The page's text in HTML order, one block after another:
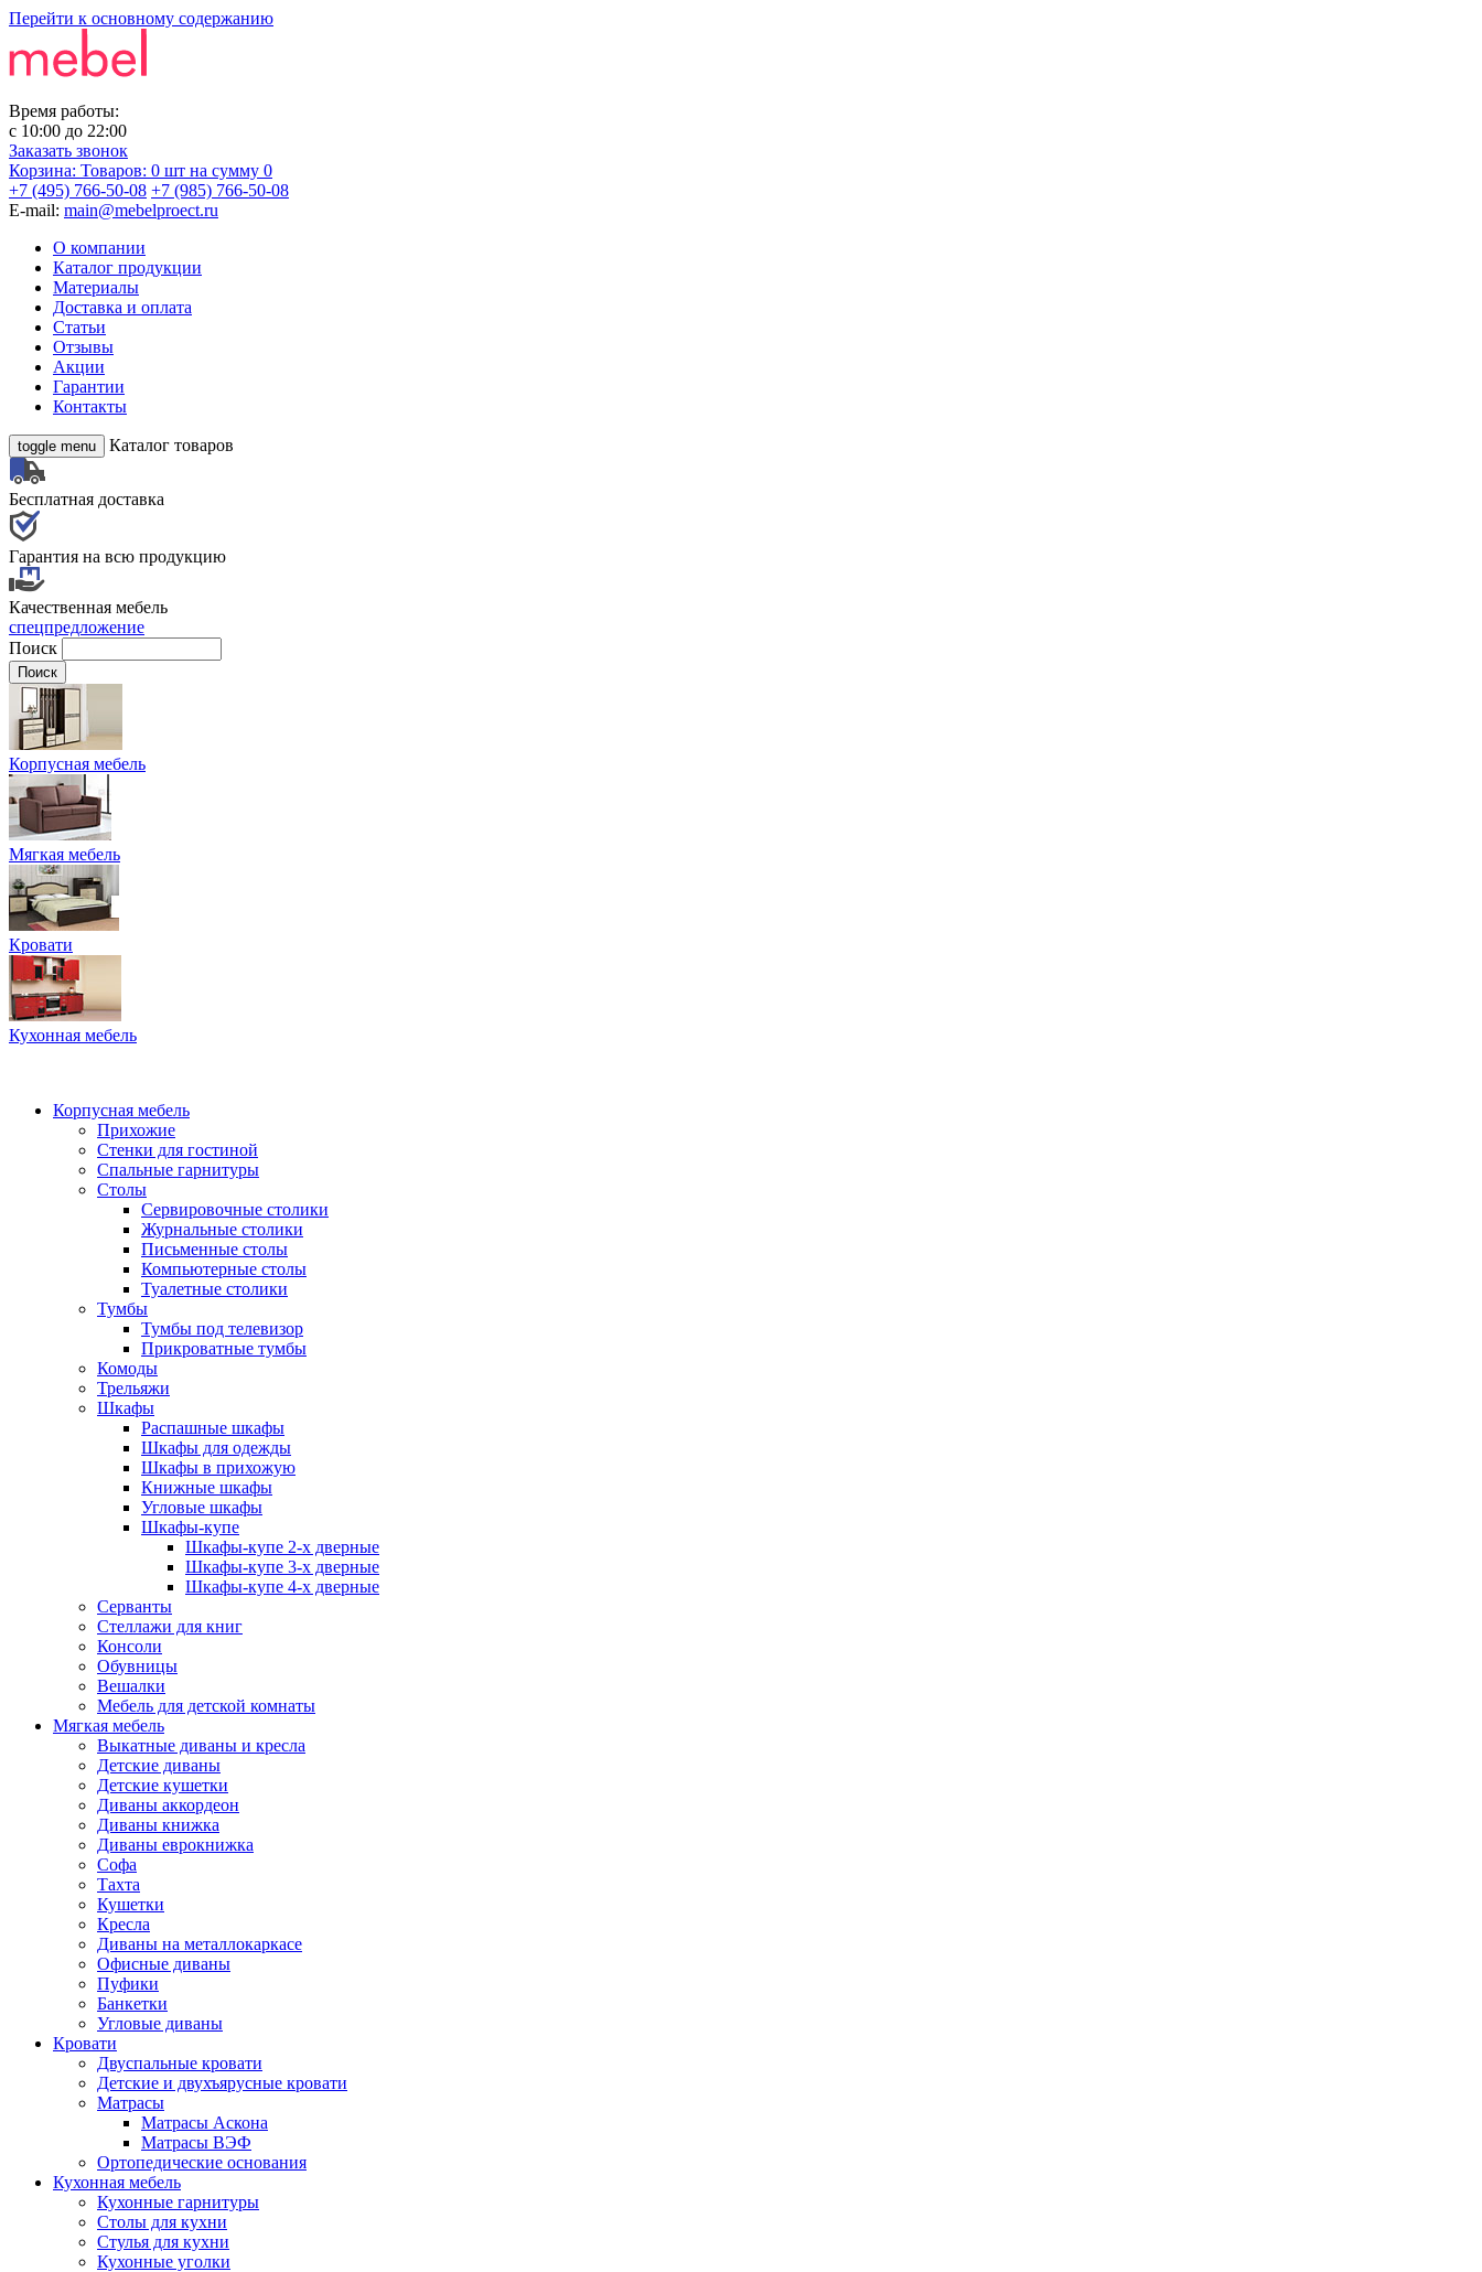
Перейти к основному содержанию
Время работы:
с 10:00 до 22:00
Заказать звонок
Корзина: Товаров: 0 шт на сумму 0
+7 (495) 766-50-08 +7 (985) 766-50-08
E-mail: main@mebelproect.ru
О компании
Каталог продукции
Материалы
Доставка и оплата
Статьи
Отзывы
Акции
Гарантии
Контакты
toggle menu Каталог товаров
Бесплатная доставка
Гарантия на всю продукцию
Качественная мебель
спецпредложение
Поиск
Корпусная мебель
Мягкая мебель
Кровати
Кухонная мебель
Корпусная мебель
Прихожие
Стенки для гостиной
Спальные гарнитуры
Столы
Сервировочные столики
Журнальные столики
Письменные столы
Компьютерные столы
Туалетные столики
Тумбы
Тумбы под телевизор
Прикроватные тумбы
Комоды
Трельяжи
Шкафы
Распашные шкафы
Шкафы для одежды
Шкафы в прихожую
Книжные шкафы
Угловые шкафы
Шкафы-купе
Шкафы-купе 2-x дверные
Шкафы-купе 3-х дверные
Шкафы-купе 4-х дверные
Серванты
Стеллажи для книг
Консоли
Обувницы
Вешалки
Мебель для детской комнаты
Мягкая мебель
Выкатные диваны и кресла
Детские диваны
Детские кушетки
Диваны аккордеон
Диваны книжка
Диваны еврокнижка
Софа
Тахта
Кушетки
Кресла
Диваны на металлокаркасе
Офисные диваны
Пуфики
Банкетки
Угловые диваны
Кровати
Двуспальные кровати
Детские и двухъярусные кровати
Матрасы
Матрасы Аскона
Матрасы ВЭФ
Ортопедические основания
Кухонная мебель
Кухонные гарнитуры
Столы для кухни
Стулья для кухни
Кухонные уголки